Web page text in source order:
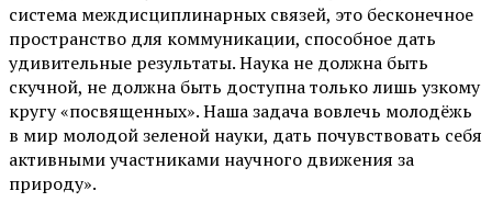
система междисциплинарных связей, это бесконечное
пространство для коммуникации, способное дать
удивительные результаты. Наука не должна быть
скучной, не должна быть доступна только лишь узкому
кругу «посвященных». Наша задача вовлечь молодёжь
в мир молодой зеленой науки, дать почувствовать себя
активными участниками научного движения за
природу».